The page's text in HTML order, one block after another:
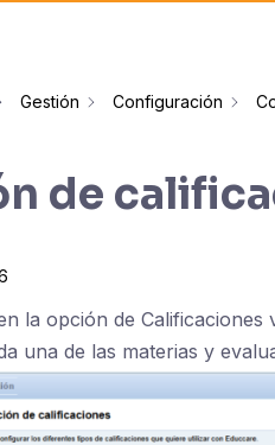
Gestión Configuración
de
la opción de
una de las materias y